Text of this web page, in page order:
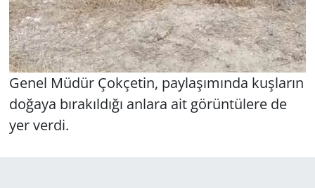
Genel Müdür Çokçetin, paylaşımında kuşların
doğaya bırakıldığı anlara ait görüntülere de
yer verdi.